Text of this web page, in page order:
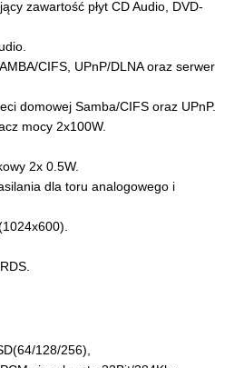
zawartość płyt CD Audio, DVD-
CIFS, UPnP/DLNA oraz serwer
domowej Samba/CIFS oraz UPnP.
mocy 2x100W.
2x 0.5W.
dla toru analogowego i
128/256),